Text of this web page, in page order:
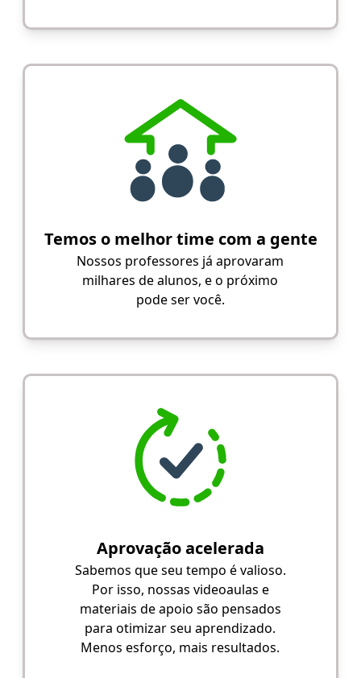
Temos o melhor time com a gente
Nossos professores já aprovaram
milhares de alunos, e o próximo
pode ser você.
Aprovação acelerada
Sabemos que seu tempo é valioso.
Por isso, nossas videoaulas e
materiais de apoio são pensados
para otimizar seu aprendizado.
Menos esforço, mais resultados.